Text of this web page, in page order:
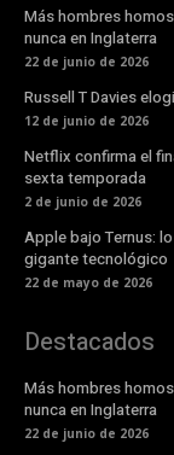
Más hombres
nunca en Inglaterra
22 de junio de 2026
Russell T Davies
12 de junio de 2026
Netflix confirma el
sexta temporada
2 de junio de 2026
Apple bajo Ternus:
gigante tecnológico
22 de mayo de 2026
Destacados
Más hombres
nunca en Inglaterra
22 de junio de 2026